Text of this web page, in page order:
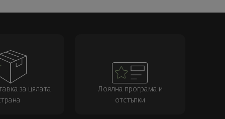
за цялата
Лоялна програма и
отстъпки